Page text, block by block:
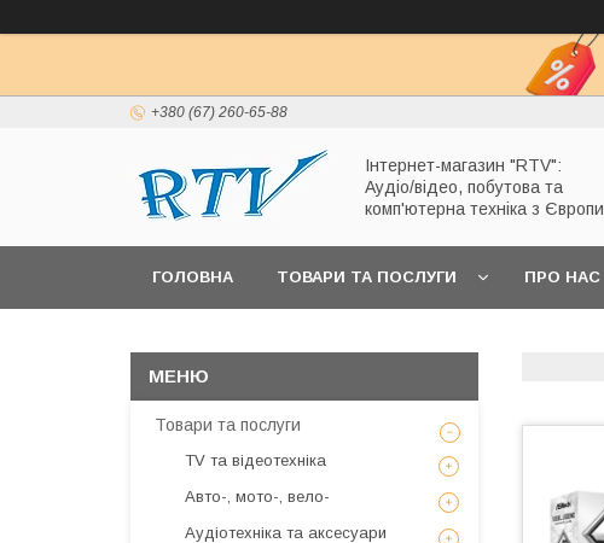
+380 (67) 260-65-88
Інтернет-магазин "RTV":
Аудіо/відео, побутова та
комп'ютерна техніка з Європи
ГОЛОВНА ТОВАРИ ТА ПОСЛУГИ ПРО НАС
Товари та послуги
TV та відеотехніка
Авто-, мото-, вело-
Аудіотехніка та аксесуари